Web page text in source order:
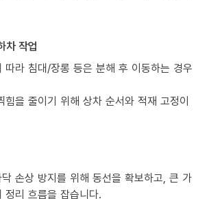
차 작업
따라 침대/장롱 등은 분해 후 이동하는 경우
힘을 줄이기 위해 상차 순서와 적재 고정이
손상 방지를 위해 동선을 확보하고, 큰 가
정리 흐름을 잡습니다.